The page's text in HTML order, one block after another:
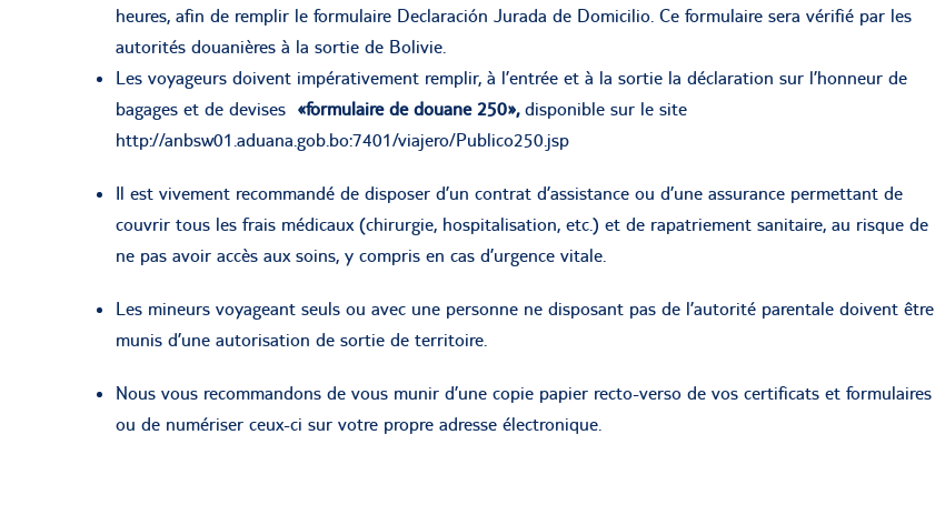
heures, afin de remplir le formulaire Declaración Jurada de Domicilio. Ce formulaire sera vérifié par les
autorités douanières à la sortie de Bolivie.
Les voyageurs doivent impérativement remplir, à l’entrée et à la sortie la déclaration sur l’honneur de
bagages et de devises «formulaire de douane 250», disponible sur le site
http://anbsw01.aduana.gob.bo:7401/viajero/Publico250.jsp
Il est vivement recommandé de disposer d’un contrat d’assistance ou d’une assurance permettant de
couvrir tous les frais médicaux (chirurgie, hospitalisation, etc.) et de rapatriement sanitaire, au risque de
ne pas avoir accès aux soins, y compris en cas d’urgence vitale.
Les mineurs voyageant seuls ou avec une personne ne disposant pas de l’autorité parentale doivent être
munis d’une autorisation de sortie de territoire.
Nous vous recommandons de vous munir d’une copie papier recto-verso de vos certificats et formulaires
ou de numériser ceux-ci sur votre propre adresse électronique.